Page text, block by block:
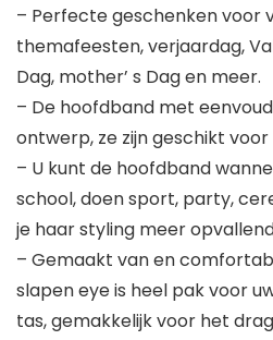
– Perfecte geschenken voor
themafeesten, verjaardag,
Dag, mother’ s Dag en meer.
– De hoofdband met
ontwerp, ze zijn geschikt
– U kunt de hoofdband
school, doen sport, party,
je haar styling meer
– Gemaakt van en
slapen eye is heel pak voor
tas, gemakkelijk voor het